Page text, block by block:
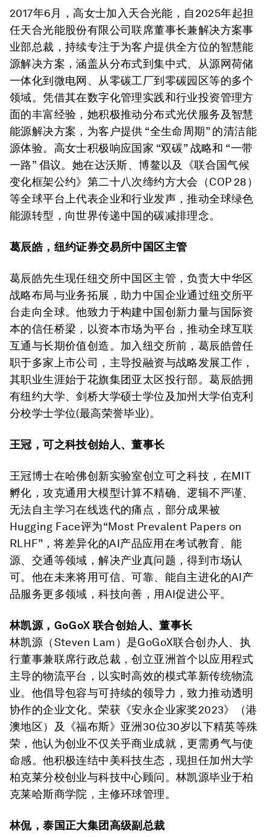
2017年6月，高女士加入天合光能，自2025年起担
任天合光能股份有限公司联席董事长兼解决方案事
业部总裁，持续专注于为客户提供全方位的智慧能
源解决方案，涵盖从分布式到集中式、从源网荷储
一体化到微电网、从零碳工厂到零碳园区等的多个
领域。凭借其在数字化管理实践和行业投资管理方
面的丰富经验，她积极推动分布式光伏服务及智慧
能源解决方案，为客户提供 “全生命周期” 的清洁能
源体验。高女士积极响应国家 “双碳” 战略和 “一带
一路” 倡议。她在达沃斯、博鳌以及《联合国气候
变化框架公约》第二十八次缔约方大会（COP 28）
等全球平台上代表企业和行业发声，推动全球绿色
能源转型，向世界传递中国的碳减排理念。
葛辰皓，纽约证券交易所中国区主管
葛辰皓先生现任纽交所中国区主管，负责大中华区
战略布局与业务拓展，助力中国企业通过纽交所平
台走向全球。他致力于构建中国创新力量与国际资
本的信任桥梁，以资本市场为平台，推动全球互联
互通与长期价值创造。加入纽交所前，葛辰皓曾任
职于多家上市公司，主导投融资与战略发展工作，
其职业生涯始于花旗集团亚太区投行部。葛辰皓拥
有纽约大学、剑桥大学硕士学位及加州大学伯克利
分校学士学位(最高荣誉毕业)。
王冠，可之科技创始人、董事长
王冠博士在哈佛创新实验室创立可之科技，在MIT
孵化，攻克通用大模型计算不精确、逻辑不严谨、
无法自主学习在线迭代的痛点，部分成果被
Hugging Face评为“Most Prevalent Papers on
RLHF”，将差异化的AI产品应用在考试教育、能
源、交通等领域，解决产业真问题，得到市场认
可。他在未来将用可信、可靠、能自主进化的AI产
品服务更多领域，科技向善，用AI促进公平。
林凯源，GoGoX 联合创始人、董事长
林凯源（Steven Lam）是GoGoX联合创办人、执
行董事兼联席行政总裁，创立亚洲首个以应用程式
主导的物流平台，以实时高效的模式革新传统物流
业。他倡导包容与可持续的领导力，致力推动透明
协作的企业文化。荣获《安永企业家奖2023》（港
澳地区）及《福布斯》亚洲30位30岁以下精英等殊
荣，他认为创业不仅关乎商业成就，更需勇气与使
命感。他积极连结中美科技生态，现担任加州大学
柏克莱分校创业与科技中心顾问。林凯源毕业于柏
克莱哈斯商学院，主修环球管理。
林侃，泰国正大集团高级副总裁